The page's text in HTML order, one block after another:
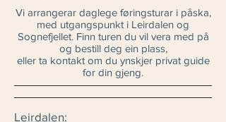
Vi arrangerar daglege føringsturar i påska,
med utgangspunkt i Leirdalen og
Sognefjellet. Finn turen du vil vera med på
og bestill deg ein plass,
eller ta kontakt om du ynskjer privat guide
for din gjeng.
Leirdalen: